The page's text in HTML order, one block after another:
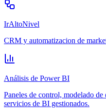
IrAltoNivel
CRM y automatizacion de
Análisis de Power BI
Paneles de control, modelado
servicios de BI gestionados.